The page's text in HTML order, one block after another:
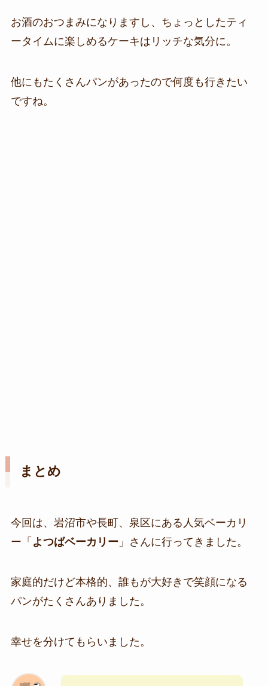
お酒のおつまみになりますし、ちょっとしたティ
ータイムに楽しめるケーキはリッチな気分に。
他にもたくさんパンがあったので何度も行きたい
ですね。
まとめ
今回は、岩沼市や長町、泉区にある人気ベーカリ
ー「 よつばベーカリー」さんに行ってきました。
家庭的だけど本格的、誰もが大好きで笑顔になる
パンがたくさんありました。
幸せを分けてもらいました。